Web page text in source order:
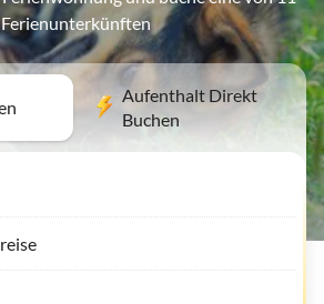
Ferienunterkünften
Aufenthalt Direkt
Buchen